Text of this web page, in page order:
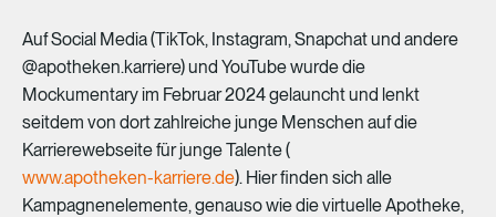
AufSocial Media(TikTok, Instagram,Snapchatund andere
@apotheken.karriere)und YouTubewurdedie
Mockumentaryim Februar2024gelaunchtund lenkt
seitdem von dortzahlreichejunge Menschen aufdie
KarrierewebseitefürjungeTalente(
www.apotheken-karriere.de). Hierfinden sich alle
Kampagnenelemente,genausowiedievirtuelleApotheke,